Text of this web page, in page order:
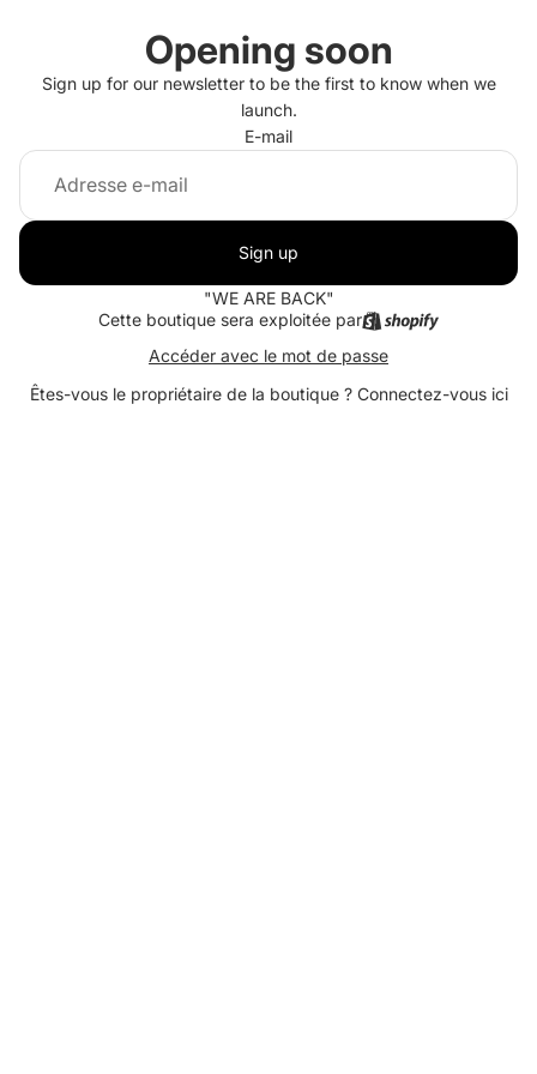
Opening soon
Sign up for our newsletter to be the first to know when we
launch.
E-mail
Sign up
"WE ARE BACK"
Cette boutique sera exploitée par
Accéder avec le mot de passe
Êtes-vous le propriétaire de la boutique ? Connectez-vous ici